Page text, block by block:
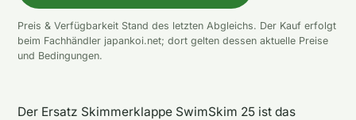
Preis & Verfügbarkeit Stand des letzten Abgleichs. Der Kauf erfolgt
beim Fachhändler japankoi.net; dort gelten dessen aktuelle Preise
und Bedingungen.
Der Ersatz Skimmerklappe SwimSkim 25 ist das